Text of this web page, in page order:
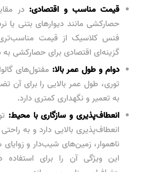
قیمت مناسب و اقتصادی: در
حصارکشی مانند دیوارهای بتنی یا
فنس کلاسیک از قیمت
گزینه‌ای اقتصادی برای حصارکشی
دوام و طول عمر بالا: مفتول‌های
توری، طول عمر بالایی را برای آن
به تعمیر و نگهداری کمتری دارد.
انعطاف‌پذیری و سازگاری با محیط:
انعطاف‌پذیری بالایی دارد و به
ناهموار، زمین‌های شیب‌دار و
این ویژگی آن را برای